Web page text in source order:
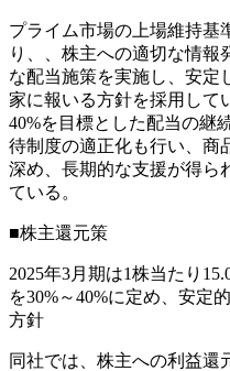
プライム市場の上場維持基
り、、株主への適切な情報
な配当施策を実施し、安定
家に報いる方針を採用して
40%を目標とした配当の継
待制度の適正化も行い、商
深め、長期的な支援が得ら
ている。
■株主還元策
2025年3月期は1株当たり
を30%～40%に定め、安定
方針
同社では、株主への利益還